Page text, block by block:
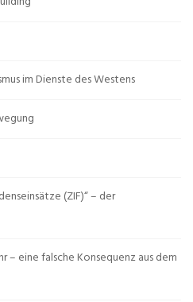
im Dienste des Westens
(ZIF)“ – der
– eine falsche Konsequenz aus dem